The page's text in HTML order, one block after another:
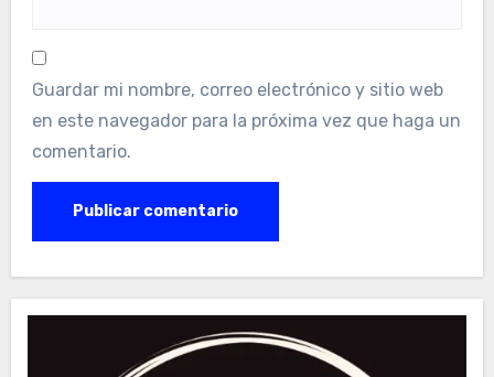
Guardar mi nombre, correo electrónico y sitio web
en este navegador para la próxima vez que haga un
comentario.